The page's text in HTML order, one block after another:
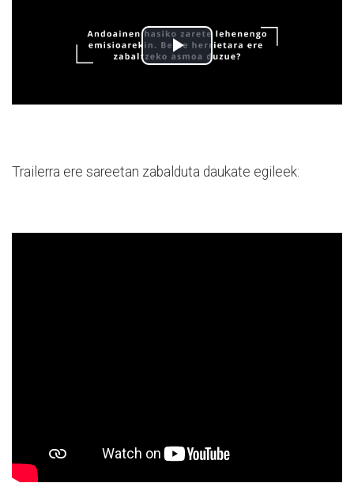
Trailerra ere sareetan zabalduta daukate egileek: